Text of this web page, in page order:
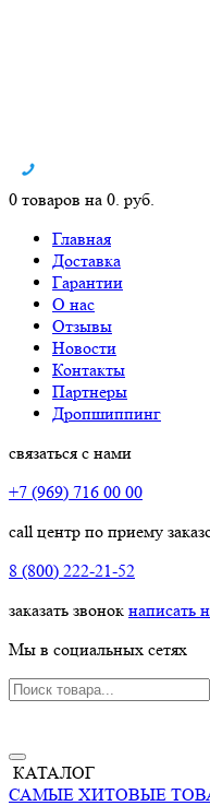
0 товаров на 0. руб.
Главная
Доставка
Гарантии
О нас
Отзывы
Новости
Контакты
Партнеры
Дропшиппинг
связаться с нами
+7 (969) 716 00 00
call центр по приему
8 (800) 222-21-52
заказать звонок написать
Мы в социальных сетях
КАТАЛОГ
САМЫЕ ХИТОВЫЕ